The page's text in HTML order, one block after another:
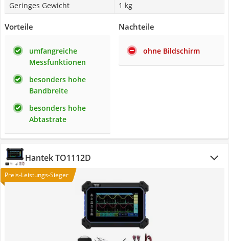
Geringes Gewicht
1 kg
Vorteile
umfangreiche
Messfunktionen
besonders hohe
Bandbreite
besonders hohe
Abtastrate
Nachteile
ohne Bildschirm
Hantek TO1112D
Preis-Leistungs-Sieger